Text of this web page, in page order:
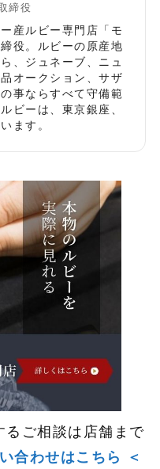
締役
産ルビー専門店「モ
役。ルビーの原産地
、ジュネーブ、ニュ
オークション、サザ
事ならすべて守備範
ビーは、東京銀座、
ます。
るご相談は店舗まで
合わせはこちら ＜